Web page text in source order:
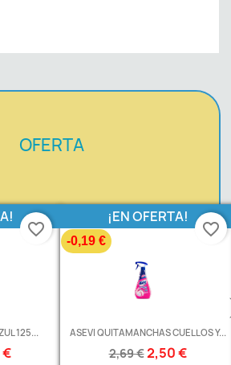
OFERTA
125...
€
favorite_border
ASEVI QUITAMANCHAS CUELLOS Y...
2,69 €2,50 €
¡EN OFERTA!
-0,19 €
favorite_border